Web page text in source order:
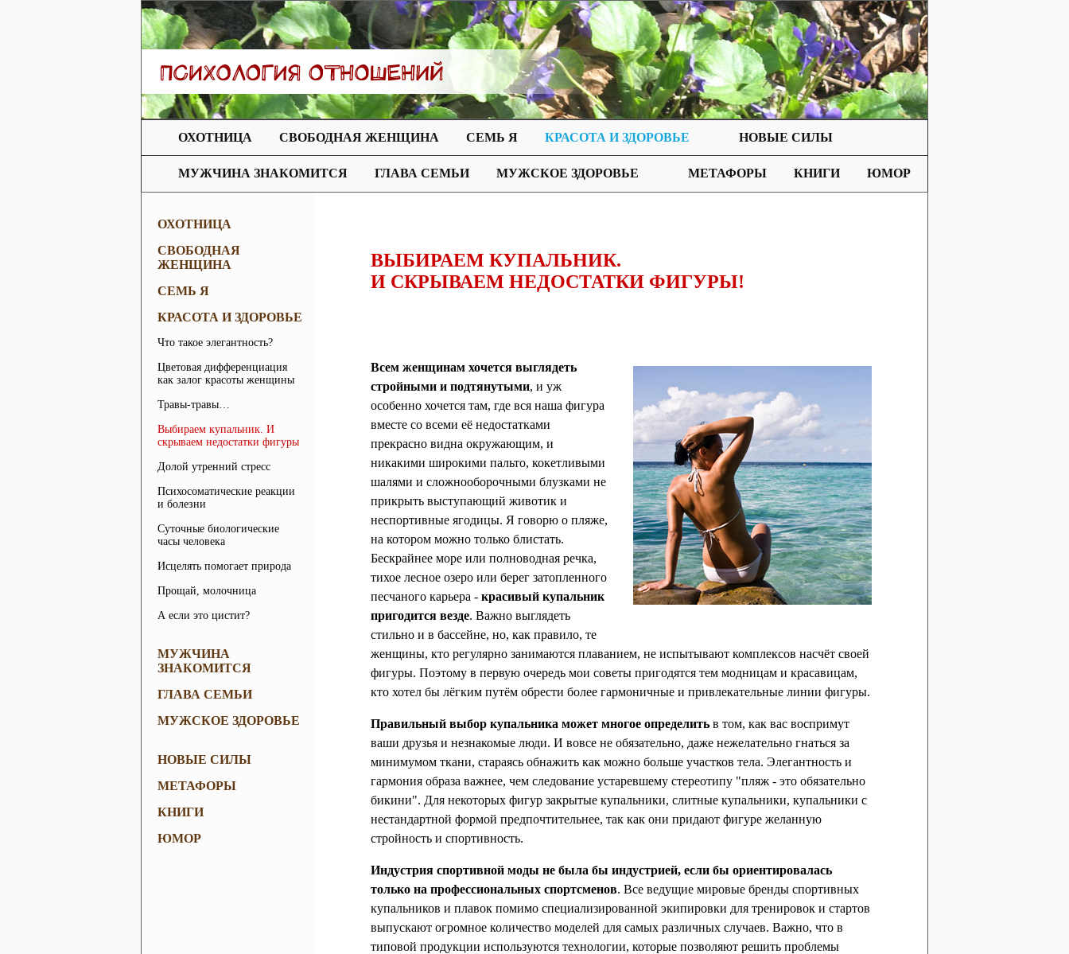
ОХОТНИЦА СВОБОДНАЯ ЖЕНЩИНА СЕМЬ Я КРАСОТА И ЗДОРОВЬЕ НОВЫЕ СИЛЫ
МУЖЧИНА ЗНАКОМИТСЯ ГЛАВА СЕМЬИ МУЖСКОЕ ЗДОРОВЬЕ МЕТАФОРЫ КНИГИ ЮМОР
ОХОТНИЦА
СВОБОДНАЯ
ЖЕНЩИНА
СЕМЬ Я
КРАСОТА И ЗДОРОВЬЕ
Что такое элегантность?
Цветовая дифференциация
как залог красоты женщины
Травы-травы…
Выбираем купальник. И
скрываем недостатки фигуры
Долой утренний стресс
Психосоматические реакции
и болезни
Суточные биологические
часы человека
Исцелять помогает природа
Прощай, молочница
А если это цистит?
МУЖЧИНА
ЗНАКОМИТСЯ
ГЛАВА СЕМЬИ
МУЖСКОЕ ЗДОРОВЬЕ
НОВЫЕ СИЛЫ
МЕТАФОРЫ
КНИГИ
ЮМОР
ВЫБИРАЕМ КУПАЛЬНИК.
И СКРЫВАЕМ НЕДОСТАТКИ ФИГУРЫ!
Всем женщинам хочется выглядеть
стройными и подтянутыми, и уж
особенно хочется там, где вся наша фигура
вместе со всеми её недостатками
прекрасно видна окружающим, и
никакими широкими пальто, кокетливыми
шалями и сложнооборочными блузками не
прикрыть выступающий животик и
неспортивные ягодицы. Я говорю о пляже,
на котором можно только блистать.
Бескрайнее море или полноводная речка,
тихое лесное озеро или берег затопленного
песчаного карьера - красивый купальник
пригодится везде. Важно выглядеть
стильно и в бассейне, но, как правило, те
женщины, кто регулярно занимаются плаванием, не испытывают комплексов насчёт своей
фигуры. Поэтому в первую очередь мои советы пригодятся тем модницам и красавицам,
кто хотел бы лёгким путём обрести более гармоничные и привлекательные линии фигуры.
Правильный выбор купальника может многое определить в том, как вас воспримут
ваши друзья и незнакомые люди. И вовсе не обязательно, даже нежелательно гнаться за
минимумом ткани, стараясь обнажить как можно больше участков тела. Элегантность и
гармония образа важнее, чем следование устаревшему стереотипу "пляж - это обязательно
бикини". Для некоторых фигур закрытые купальники, слитные купальники, купальники с
нестандартной формой предпочтительнее, так как они придают фигуре желанную
стройность и спортивность.
Индустрия спортивной моды не была бы индустрией, если бы ориентировалась
только на профессиональных спортсменов. Все ведущие мировые бренды спортивных
купальников и плавок помимо специализированной экипировки для тренировок и стартов
выпускают огромное количество моделей для самых различных случаев. Важно, что в
типовой продукции используются технологии, которые позволяют решить проблемы